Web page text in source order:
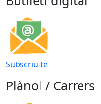
Subscriu-te
Plànol / Carrers